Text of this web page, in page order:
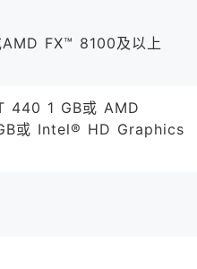
FX™ 8100及以上
440 1 GB或 AMD
或 Intel® HD Graphics